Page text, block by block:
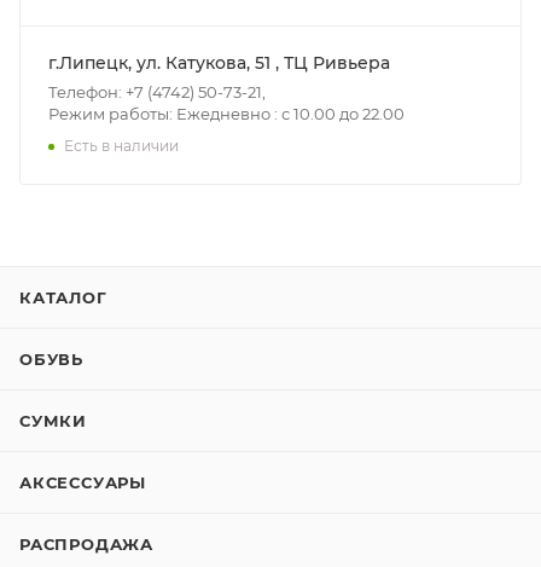
г.Липецк, ул. Катукова, 51 , ТЦ Ривьера
Телефон: +7 (4742) 50-73-21,
Режим работы: Ежедневно : с 10.00 до 22.00
Есть в наличии
КАТАЛОГ
ОБУВЬ
СУМКИ
АКСЕССУАРЫ
РАСПРОДАЖА